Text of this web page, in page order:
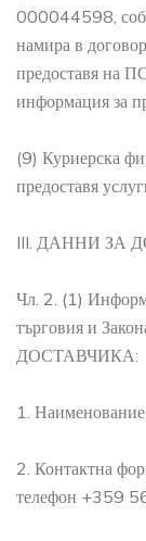
000044598,
намира в
предоставя на
информация за
(9) Куриерска
предоставя
III. ДАННИ ЗА
Чл. 2. (1)
търговия и
ДОСТАВЧИКА:
1.
2. Контактна
телефон +359